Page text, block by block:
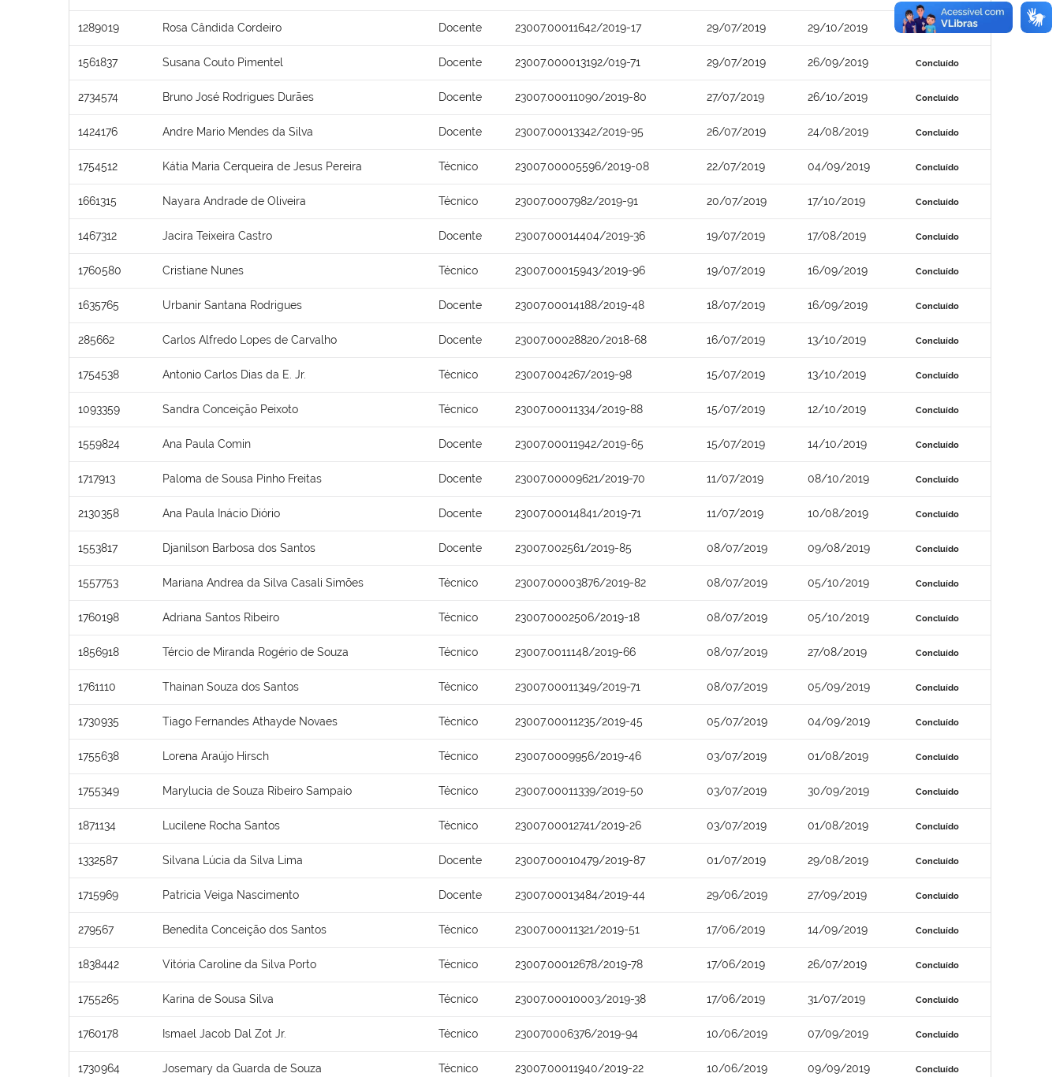
1289019 Rosa Cândida Cordeiro Docente 23007.00011642/2019-17 29/07/2019 29/10/2019 Concluído
1561837 Susana Couto Pimentel Docente 23007.000013192/019-71 29/07/2019 26/09/2019 Concluído
2734574 Bruno José Rodrigues Durães Docente 23007.00011090/2019-80 27/07/2019 26/10/2019 Concluído
1424176 Andre Mario Mendes da Silva Docente 23007.00013342/2019-95 26/07/2019 24/08/2019 Concluído
1754512 Kátia Maria Cerqueira de Jesus Pereira Técnico 23007.00005596/2019-08 22/07/2019 04/09/2019 Concluído
1661315 Nayara Andrade de Oliveira Técnico 23007.0007982/2019-91 20/07/2019 17/10/2019 Concluído
1467312 Jacira Teixeira Castro Docente 23007.00014404/2019-36 19/07/2019 17/08/2019 Concluído
1760580 Cristiane Nunes Técnico 23007.00015943/2019-96 19/07/2019 16/09/2019 Concluído
1635765 Urbanir Santana Rodrigues Docente 23007.00014188/2019-48 18/07/2019 16/09/2019 Concluído
285662 Carlos Alfredo Lopes de Carvalho Docente 23007.00028820/2018-68 16/07/2019 13/10/2019 Concluído
1754538 Antonio Carlos Dias da E. Jr. Técnico 23007.004267/2019-98 15/07/2019 13/10/2019 Concluído
1093359 Sandra Conceição Peixoto Técnico 23007.00011334/2019-88 15/07/2019 12/10/2019 Concluído
1559824 Ana Paula Comin Docente 23007.00011942/2019-65 15/07/2019 14/10/2019 Concluído
1717913 Paloma de Sousa Pinho Freitas Docente 23007.00009621/2019-70 11/07/2019 08/10/2019 Concluído
2130358 Ana Paula Inácio Diório Docente 23007.00014841/2019-71 11/07/2019 10/08/2019 Concluído
1553817 Djanilson Barbosa dos Santos Docente 23007.002561/2019-85 08/07/2019 09/08/2019 Concluído
1557753 Mariana Andrea da Silva Casali Simões Técnico 23007.00003876/2019-82 08/07/2019 05/10/2019 Concluído
1760198 Adriana Santos Ribeiro Técnico 23007.0002506/2019-18 08/07/2019 05/10/2019 Concluído
1856918 Tércio de Miranda Rogério de Souza Técnico 23007.0011148/2019-66 08/07/2019 27/08/2019 Concluído
1761110 Thainan Souza dos Santos Técnico 23007.00011349/2019-71 08/07/2019 05/09/2019 Concluído
1730935 Tiago Fernandes Athayde Novaes Técnico 23007.00011235/2019-45 05/07/2019 04/09/2019 Concluído
1755638 Lorena Araújo Hirsch Técnico 23007.0009956/2019-46 03/07/2019 01/08/2019 Concluído
1755349 Marylucia de Souza Ribeiro Sampaio Técnico 23007.00011339/2019-50 03/07/2019 30/09/2019 Concluído
1871134 Lucilene Rocha Santos Técnico 23007.00012741/2019-26 03/07/2019 01/08/2019 Concluído
1332587 Silvana Lúcia da Silva Lima Docente 23007.00010479/2019-87 01/07/2019 29/08/2019 Concluído
1715969 Patricia Veiga Nascimento Docente 23007.00013484/2019-44 29/06/2019 27/09/2019 Concluído
279567 Benedita Conceição dos Santos Técnico 23007.00011321/2019-51 17/06/2019 14/09/2019 Concluído
1838442 Vitória Caroline da Silva Porto Técnico 23007.00012678/2019-78 17/06/2019 26/07/2019 Concluído
1755265 Karina de Sousa Silva Técnico 23007.00010003/2019-38 17/06/2019 31/07/2019 Concluído
1760178 Ismael Jacob Dal Zot Jr. Técnico 230070006376/2019-94 10/06/2019 07/09/2019 Concluído
1730964 Josemary da Guarda de Souza Técnico 23007.00011940/2019-22 10/06/2019 09/09/2019 Concluído